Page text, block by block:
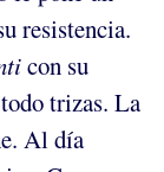
resistencia.
con su
trizas. La
Al día